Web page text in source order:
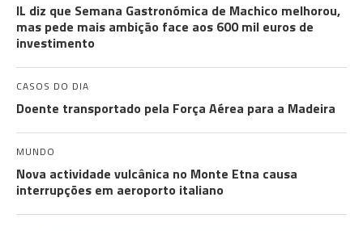
IL diz que Semana Gastronómica de Machico melhorou,
mas pede mais ambição face aos 600 mil euros de
investimento
CASOS DO DIA
Doente transportado pela Força Aérea para a Madeira
MUNDO
Nova actividade vulcânica no Monte Etna causa
interrupções em aeroporto italiano